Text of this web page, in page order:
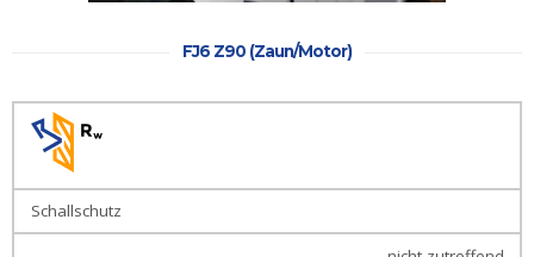
FJ6 Z90 (Zaun/Motor)
Schallschutz
Kunststoff
Balkontüren
aus
Kunststoff